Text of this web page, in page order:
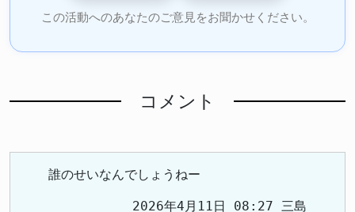
この活動へのあなたのご意見をお聞かせください。
コメント
誰のせいなんでしょうねー
2026年4月11日 08:27 三島